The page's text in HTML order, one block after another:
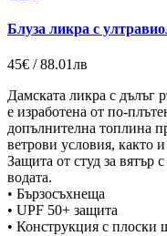
Блуза ликра с
45€ / 88.01лв
Дамската ликра с дълъг
е изработена от по-
допълнителна топлина
ветрови условия, както
Защита от студ за вятър
водата.
• Бързосъхнеща
• UPF 50+ защита
• Конструкция с плоски